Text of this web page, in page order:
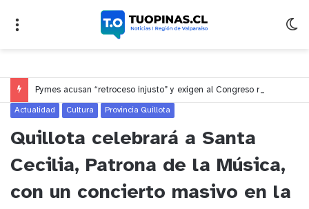
Actualidad Cultura Provincia Quillota
Quillota celebrará a Santa
Cecilia, Patrona de la Música,
con un concierto masivo en la